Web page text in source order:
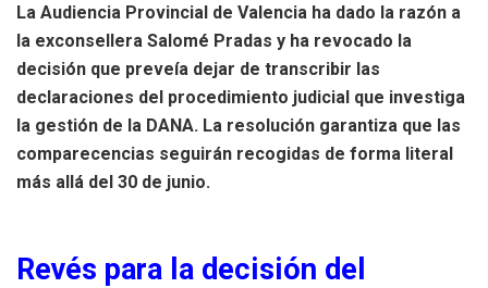
La Audiencia Provincial de Valencia ha dado la razón a
la exconsellera Salomé Pradas y ha revocado la
decisión que preveía dejar de transcribir las
declaraciones del procedimiento judicial que investiga
la gestión de la DANA. La resolución garantiza que las
comparecencias seguirán recogidas de forma literal
más allá del 30 de junio.
Revés para la decisión del